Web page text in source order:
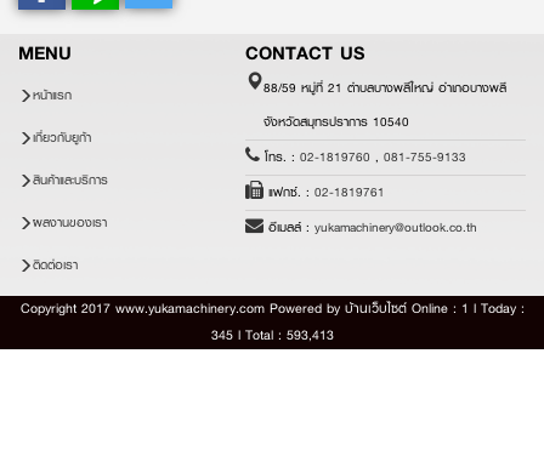
MENU
หน้าแรก
เกี่ยวกับยูก้า
สินค้าและบริการ
ผลงานของเรา
ติดต่อเรา
CONTACT US
88/59 หมู่ที่ 21 ตำบลบางพลีใหญ่ อำเภอบางพลี
จังหวัดสมุทรปราการ 10540
โทร. : 02-1819760 , 081-755-9133
แฟกซ์. : 02-1819761
อีเมลล์ : yukamachinery@outlook.co.th
Copyright 2017 www.yukamachinery.com Powered by บ้านเว็บไซต์Online : 1 l Today :
345 l Total : 593,413